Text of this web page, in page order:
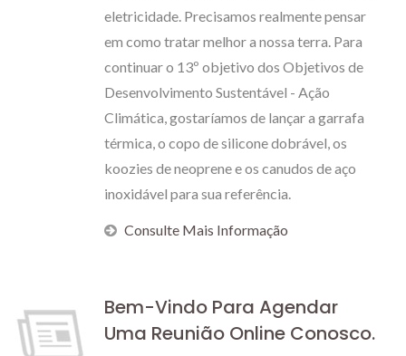
eletricidade. Precisamos realmente pensar
em como tratar melhor a nossa terra. Para
continuar o 13º objetivo dos Objetivos de
Desenvolvimento Sustentável - Ação
Climática, gostaríamos de lançar a garrafa
térmica, o copo de silicone dobrável, os
koozies de neoprene e os canudos de aço
inoxidável para sua referência.
Consulte Mais Informação
Bem-Vindo Para Agendar
Uma Reunião Online Conosco.